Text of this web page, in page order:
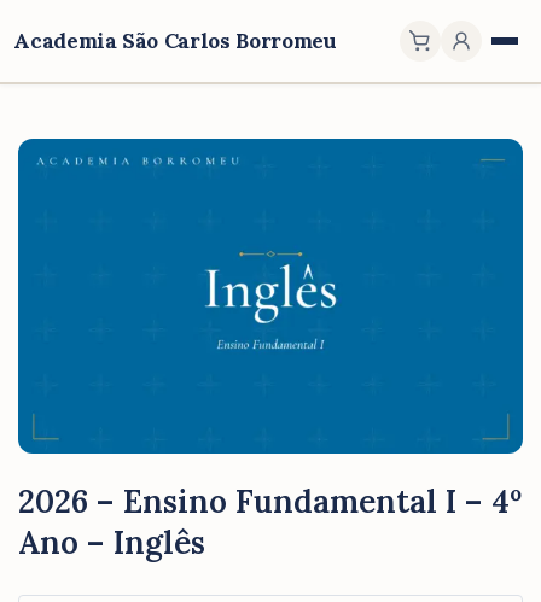
Academia São Carlos Borromeu
2026 – Ensino Fundamental I – 4º
Ano – Inglês